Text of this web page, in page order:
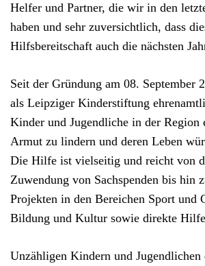
Helfer und Partner, die wir in den
haben und sehr zuversichtlich, dass
Hilfsbereitschaft auch die nächsten
Seit der Gründung am 08. September
als Leipziger Kinderstiftung
Kinder und Jugendliche in der Region
Armut zu lindern und deren Leben
Die Hilfe ist vielseitig und reicht von
Zuwendung von Sachspenden bis hin
Projekten in den Bereichen Sport und
Bildung und Kultur sowie direkte
Unzähligen Kindern und Jugendlichen